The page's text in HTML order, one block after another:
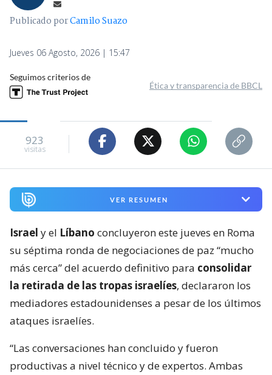
Publicado porCamilo Suazo
Jueves 06 Agosto, 2026 | 15:47
Seguimos criterios de
Ética y transparencia de BBCL
923
visitas
VER RESUMEN
Israel y el Líbano concluyeron este jueves en Roma
su séptima ronda de negociaciones de paz “mucho
más cerca” del acuerdo definitivo para consolidar
la retirada de las tropas israelíes, declararon los
mediadores estadounidenses a pesar de los últimos
ataques israelíes.
“Las conversaciones han concluido y fueron
productivas a nivel técnico y de expertos. Ambas